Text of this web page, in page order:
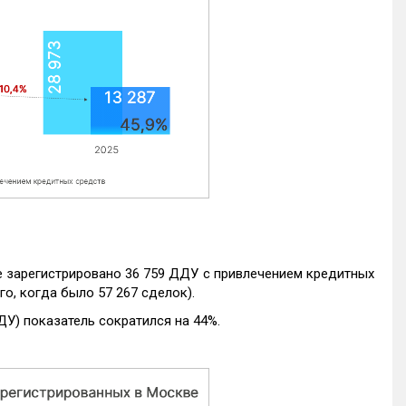
36 759 ДДУ с привлечением кредитных
когда было 57 267 сделок).
показатель сократился на 44%.